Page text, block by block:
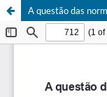
A questão das